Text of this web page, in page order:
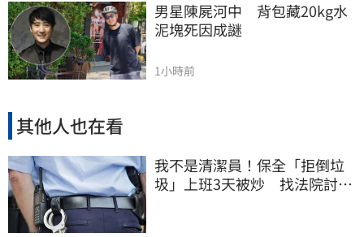
男星陳屍河中　背包藏20kg水
泥塊死因成謎
1小時前
其他人也在看
我不是清潔員！保全「拒倒垃
圾」上班3天被炒 找法院討公